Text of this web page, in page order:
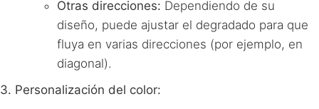
Otras direcciones: Dependiendo de su
diseño, puede ajustar el degradado para que
fluya en varias direcciones (por ejemplo, en
diagonal).
3. Personalización del color: